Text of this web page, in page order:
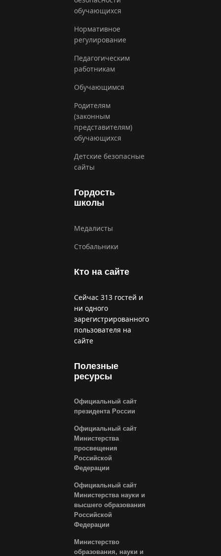
обучающихся
Нормативное
регулирование
Педагогическим
работникам
Обучающимся
Родителям
(законным
представителям)
обучающихся
Детские безопасные
сайты
Гордость
школы
Медалисты
Стобальники
Кто на сайте
Сейчас 313 гостей и
ни одного
зарегистрированного
пользователя на
сайте
Полезные
ресурсы
Официальный сайт
президента России
Официальный сайт
Министерства
просвещения
Российской
Федерации
Официальный сайт
Министерства науки и
высшего образования
Российской
Федерации
Министерство
образования, науки и